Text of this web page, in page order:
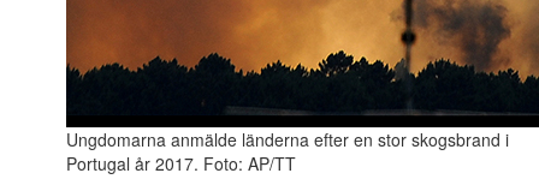
Ungdomarna anmälde länderna efter en stor skogsbrand i
Portugal år 2017. Foto: AP/TT